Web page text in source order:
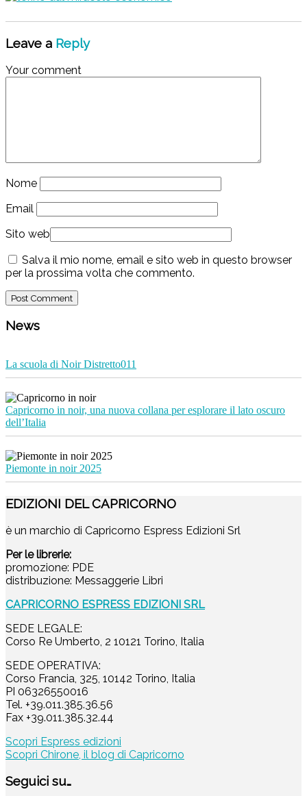
Leave a Reply
Your comment
Nome
Email
Sito web
Salva il mio nome, email e sito web in questo browser
per la prossima volta che commento.
News
La scuola di Noir Distretto011
Capricorno in noir, una nuova collana per esplorare il lato oscuro
dell’Italia
Piemonte in noir 2025
EDIZIONI DEL CAPRICORNO
è un marchio di Capricorno Espress Edizioni Srl
Per le librerie:
promozione: PDE
distribuzione: Messaggerie Libri
CAPRICORNO ESPRESS EDIZIONI SRL
SEDE LEGALE:
Corso Re Umberto, 2 10121 Torino, Italia
SEDE OPERATIVA:
Corso Francia, 325, 10142 Torino, Italia
PI 06326550016
Tel. +39.011.385.36.56
Fax +39.011.385.32.44
Scopri Espress edizioni
Scopri Chirone, il blog di Capricorno
Seguici su…